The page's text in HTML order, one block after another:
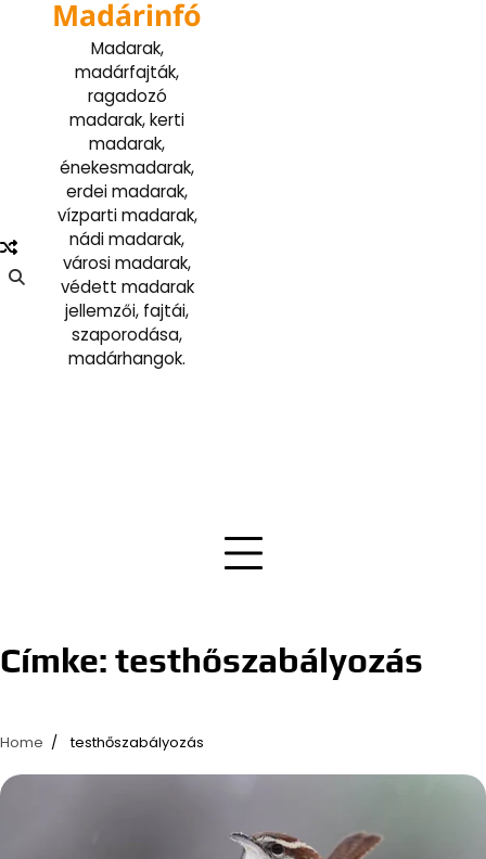
Madárinfó
Madarak,
madárfajták,
ragadozó
madarak, kerti
madarak,
énekesmadarak,
erdei madarak,
vízparti madarak,
nádi madarak,
városi madarak,
védett madarak
jellemzői, fajtái,
szaporodása,
madárhangok.
Címke: testhőszabályozás
Home testhőszabályozás